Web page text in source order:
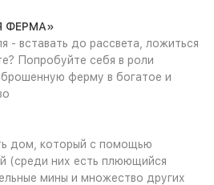
ФЕРМА»
- вставать до рассвета, ложиться
Попробуйте себя в роли
ферму в богатое и
дом, который с помощью
(среди них есть плюющийся
мины и множество других